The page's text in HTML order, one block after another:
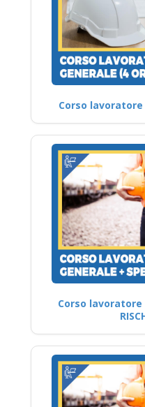
Corso lavoratore
Corso lavoratore